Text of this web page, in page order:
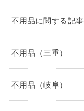
不用品に関する記事
不用品（三重）
不用品（岐阜）